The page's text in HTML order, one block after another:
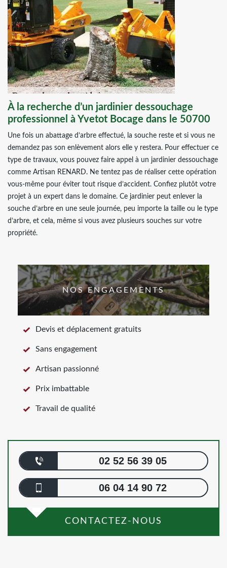
À la recherche d’un jardinier dessouchage
professionnel à Yvetot Bocage dans le 50700
Une fois un abattage d’arbre effectué, la souche reste et si vous ne
demandez pas son enlèvement alors elle y restera. Pour effectuer ce
type de travaux, vous pouvez faire appel à un jardinier dessouchage
comme Artisan RENARD. Ne tentez pas de réaliser cette opération
vous-même pour éviter tout risque d’accident. Confiez plutôt votre
projet à un expert dans le domaine. Ce jardinier peut enlever la
souche d’arbre en une seule journée, peu importe la taille ou le type
d’arbre, et cela, même si vous avez plusieurs souches sur votre
propriété.
NOS ENGAGEMENTS
Devis et déplacement gratuits
Sans engagement
Artisan passionné
Prix imbattable
Travail de qualité
02 52 56 39 05
06 04 14 90 72
CONTACTEZ-NOUS